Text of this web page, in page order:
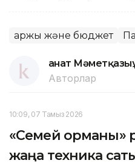
Қаржы және бюджет
Қанат
Авторлар
10:09, 07 Тамыз 2026
«Семей орманы»
жаңа техника